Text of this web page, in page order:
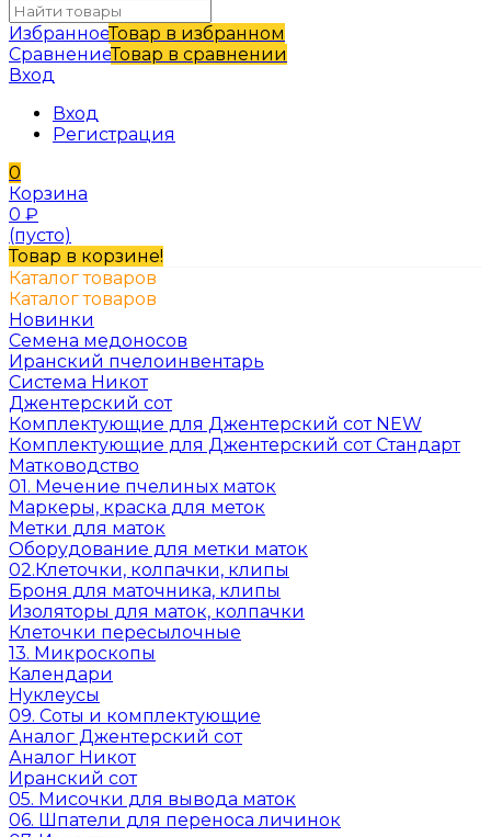
ИзбранноеТовар в избранном
СравнениеТовар в сравнении
Вход
Вход
Регистрация
0
Корзина
0 ₽
(пусто)
Товар в корзине!
Каталог товаров
Каталог товаров
Новинки
Семена медоносов
Иранский пчелоинвентарь
Система Никот
Джентерский сот
Комплектующие для Джентерский сот NEW
Комплектующие для Джентерский сот Стандарт
Матководство
01. Мечение пчелиных маток
Маркеры, краска для меток
Метки для маток
Оборудование для метки маток
02.Клеточки, колпачки, клипы
Броня для маточника, клипы
Изоляторы для маток, колпачки
Клеточки пересылочные
13. Микроскопы
Календари
Нуклеусы
09. Соты и комплектующие
Аналог Джентерский сот
Аналог Никот
Иранский сот
05. Мисочки для вывода маток
06. Шпатели для переноса личинок